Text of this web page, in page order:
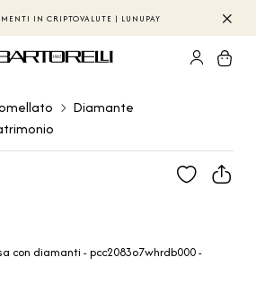
IN CRIPTOVALUTE | LUNUPAY
Diamante
con diamanti - pcc2083o7whrdb000 -